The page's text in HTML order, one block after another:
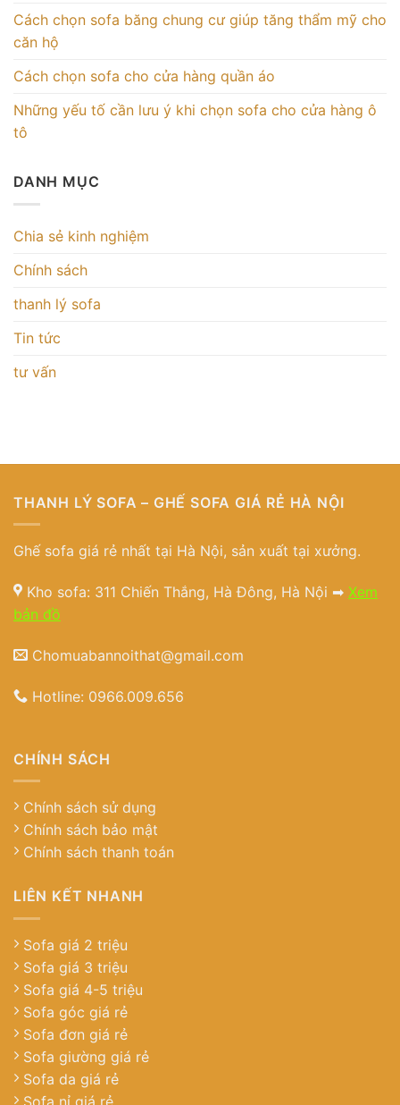
Cách chọn sofa băng chung cư giúp tăng thẩm mỹ cho
căn hộ
Cách chọn sofa cho cửa hàng quần áo
Những yếu tố cần lưu ý khi chọn sofa cho cửa hàng ô
tô
DANH MỤC
Chia sẻ kinh nghiệm
Chính sách
thanh lý sofa
Tin tức
tư vấn
THANH LÝ SOFA – GHẾ SOFA GIÁ RẺ HÀ NỘI
Ghế sofa giá rẻ nhất tại Hà Nội, sản xuất tại xưởng.
Kho sofa: 311 Chiến Thắng, Hà Đông, Hà Nội ➡ Xem
bản đồ
Chomuabannoithat@gmail.com
Hotline: 0966.009.656
CHÍNH SÁCH
Chính sách sử dụng
Chính sách bảo mật
Chính sách thanh toán
LIÊN KẾT NHANH
Sofa giá 2 triệu
Sofa giá 3 triệu
Sofa giá 4-5 triệu
Sofa góc giá rẻ
Sofa đơn giá rẻ
Sofa giường giá rẻ
Sofa da giá rẻ
Sofa nỉ giá rẻ